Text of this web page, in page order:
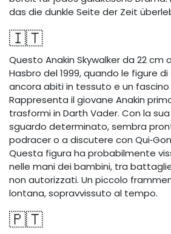
das die dunkle Seite der Zeit
🇮🇹
Questo Anakin Skywalker da 22 cm
Hasbro del 1999, quando le figure
ancora abiti in tessuto e un
Rappresenta il giovane Anakin
trasformi in Darth Vader. Con la
sguardo determinato, sembra
podracer o a discutere con
Questa figura ha probabilmente
nelle mani dei bambini, tra
non autorizzati. Un piccolo
lontana, sopravvissuto al tempo.
🇵🇹